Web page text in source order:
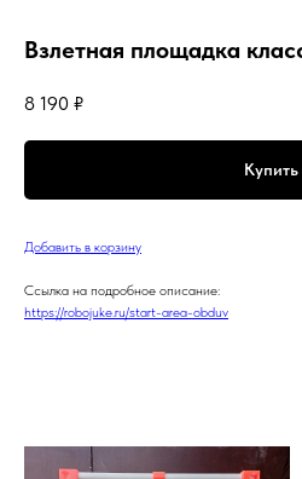
Взлетная площадка
8 190 ₽
Купить
Добавить в корзину
Ссылка на подробное описание:
https://robojuke.ru/start-area-obduv